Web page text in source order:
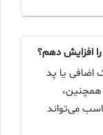
افزایش دهم؟
اضافی یا پد
می‌تواند